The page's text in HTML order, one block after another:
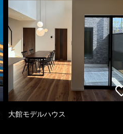
大館モデルハウス